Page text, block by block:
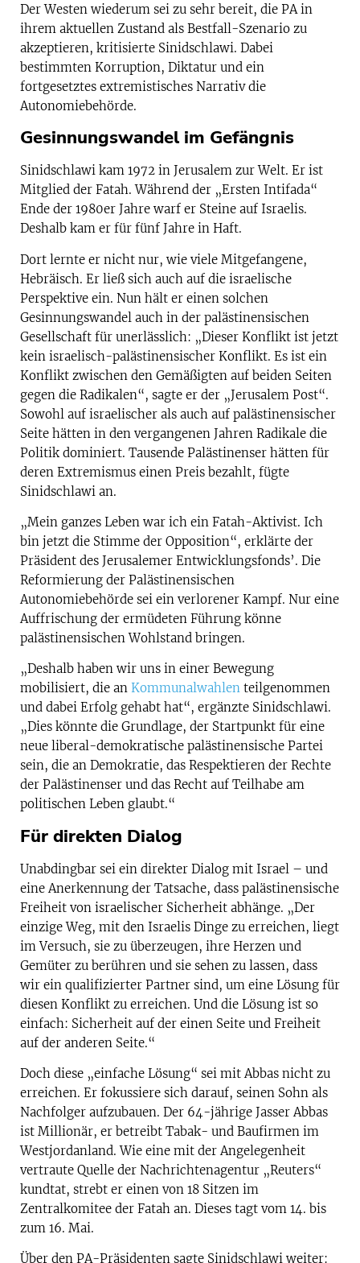
Der Westen wiederum sei zu sehr bereit, die PA in
ihrem aktuellen Zustand als Bestfall-Szenario zu
akzeptieren, kritisierte Sinidschlawi. Dabei
bestimmten Korruption, Diktatur und ein
fortgesetztes extremistisches Narrativ die
Autonomiebehörde.
Gesinnungswandel im Gefängnis
Sinidschlawi kam 1972 in Jerusalem zur Welt. Er ist
Mitglied der Fatah. Während der „Ersten Intifada“
Ende der 1980er Jahre warf er Steine auf Israelis.
Deshalb kam er für fünf Jahre in Haft.
Dort lernte er nicht nur, wie viele Mitgefangene,
Hebräisch. Er ließ sich auch auf die israelische
Perspektive ein. Nun hält er einen solchen
Gesinnungswandel auch in der palästinensischen
Gesellschaft für unerlässlich: „Dieser Konflikt ist jetzt
kein israelisch-palästinensischer Konflikt. Es ist ein
Konflikt zwischen den Gemäßigten auf beiden Seiten
gegen die Radikalen“, sagte er der „Jerusalem Post“.
Sowohl auf israelischer als auch auf palästinensischer
Seite hätten in den vergangenen Jahren Radikale die
Politik dominiert. Tausende Palästinenser hätten für
deren Extremismus einen Preis bezahlt, fügte
Sinidschlawi an.
„Mein ganzes Leben war ich ein Fatah-Aktivist. Ich
bin jetzt die Stimme der Opposition“, erklärte der
Präsident des Jerusalemer Entwicklungsfonds’. Die
Reformierung der Palästinensischen
Autonomiebehörde sei ein verlorener Kampf. Nur eine
Auffrischung der ermüdeten Führung könne
palästinensischen Wohlstand bringen.
„Deshalb haben wir uns in einer Bewegung
mobilisiert, die an Kommunalwahlen teilgenommen
und dabei Erfolg gehabt hat“, ergänzte Sinidschlawi.
„Dies könnte die Grundlage, der Startpunkt für eine
neue liberal-demokratische palästinensische Partei
sein, die an Demokratie, das Respektieren der Rechte
der Palästinenser und das Recht auf Teilhabe am
politischen Leben glaubt.“
Für direkten Dialog
Unabdingbar sei ein direkter Dialog mit Israel – und
eine Anerkennung der Tatsache, dass palästinensische
Freiheit von israelischer Sicherheit abhänge. „Der
einzige Weg, mit den Israelis Dinge zu erreichen, liegt
im Versuch, sie zu überzeugen, ihre Herzen und
Gemüter zu berühren und sie sehen zu lassen, dass
wir ein qualifizierter Partner sind, um eine Lösung für
diesen Konflikt zu erreichen. Und die Lösung ist so
einfach: Sicherheit auf der einen Seite und Freiheit
auf der anderen Seite.“
Doch diese „einfache Lösung“ sei mit Abbas nicht zu
erreichen. Er fokussiere sich darauf, seinen Sohn als
Nachfolger aufzubauen. Der 64-jährige Jasser Abbas
ist Millionär, er betreibt Tabak- und Baufirmen im
Westjordanland. Wie eine mit der Angelegenheit
vertraute Quelle der Nachrichtenagentur „Reuters“
kundtat, strebt er einen von 18 Sitzen im
Zentralkomitee der Fatah an. Dieses tagt vom 14. bis
zum 16. Mai.
Über den PA-Präsidenten sagte Sinidschlawi weiter: